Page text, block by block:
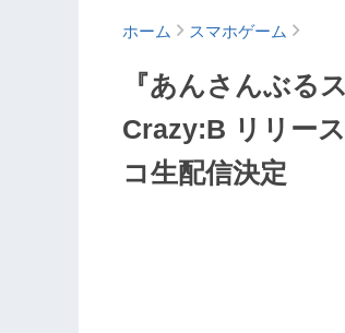
ホーム スマホゲーム
『あんさんぶる
Crazy:B リリー
コ生配信決定